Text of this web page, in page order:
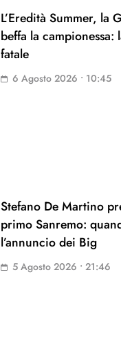
L’Eredità Summer, la
beffa la campionessa:
fatale
6 Agosto 2026 • 10:45
Stefano De Martino
primo Sanremo:
l’annuncio dei Big
5 Agosto 2026 • 21:46